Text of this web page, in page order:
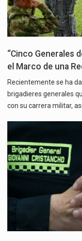
“Cinco Generales
el Marco de una
Recientemente se ha
brigadieres generales
con su carrera militar,